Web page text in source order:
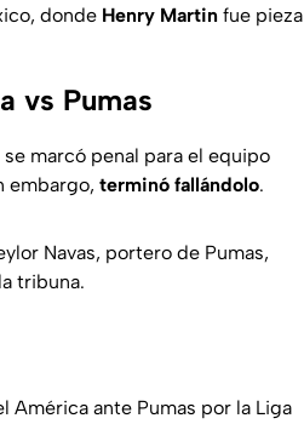
donde Henry Martin fue pieza
vs Pumas
marcó penal para el equipo
embargo, terminó fallándolo.
Navas, portero de Pumas,
tribuna.
América ante Pumas por la Liga